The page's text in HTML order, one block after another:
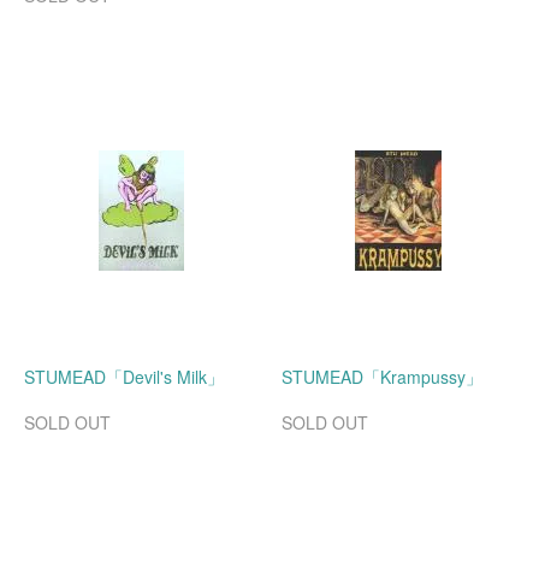
STUMEAD「Devil's Milk」
SOLD OUT
STUMEAD「Krampussy」
SOLD OUT